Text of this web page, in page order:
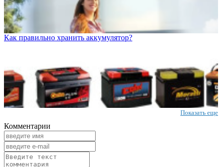
Как правильно хранить аккумулятор?
Показать еще
Комментарии